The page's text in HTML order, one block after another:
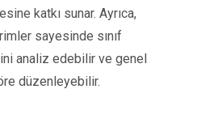
katkı sunar. Ayrıca,
sayesinde sınıf
analiz edebilir ve genel
düzenleyebilir.